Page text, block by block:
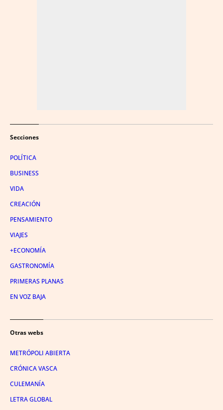
Secciones
POLÍTICA
BUSINESS
VIDA
CREACIÓN
PENSAMIENTO
VIAJES
+ECONOMÍA
GASTRONOMÍA
PRIMERAS PLANAS
EN VOZ BAJA
Otras webs
METRÓPOLI ABIERTA
CRÓNICA VASCA
CULEMANÍA
LETRA GLOBAL